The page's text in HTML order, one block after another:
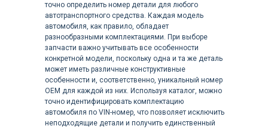
точно определить номер детали для любого
автотранспортного средства. Каждая модель
автомобиля, как правило, обладает
разнообразными комплектациями. При выборе
запчасти важно учитывать все особенности
конкретной модели, поскольку одна и та же деталь
может иметь различные конструктивные
особенности и, соответственно, уникальный номер
OEM для каждой из них. Используя каталог, можно
точно идентифицировать комплектацию
автомобиля по VIN-номер, что позволяет исключить
неподходящие детали и получить единственный